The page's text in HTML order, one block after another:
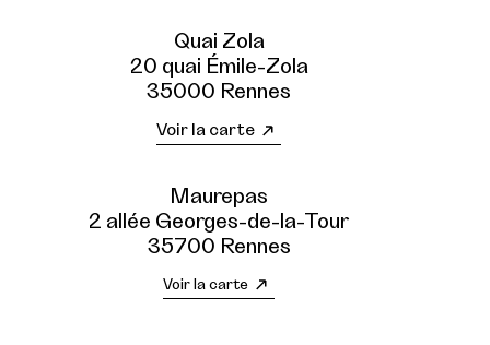
Quai Zola
20 quai Émile-Zola
35000 Rennes
Voir la carte
Maurepas
2 allée Georges-de-la-Tour
35700 Rennes
Voir la carte